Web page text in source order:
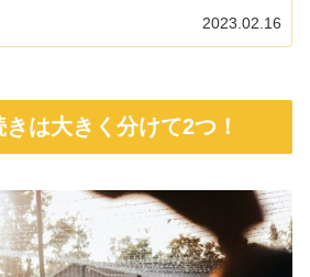
2023.02.16
は大きく分けて2つ！